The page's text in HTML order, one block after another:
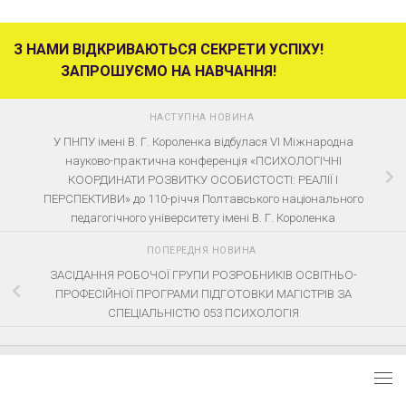
З НАМИ ВІДКРИВАЮТЬСЯ СЕКРЕТИ УСПІХУ!
ЗАПРОШУЄМО НА НАВЧАННЯ!
НАСТУПНА НОВИНА
У ПНПУ імені В. Г. Короленка відбулася VІ Міжнародна
науково-практична конференція «ПСИХОЛОГІЧНІ
КООРДИНАТИ РОЗВИТКУ ОСОБИСТОСТІ: РЕАЛІЇ І
ПЕРСПЕКТИВИ» до 110-річчя Полтавського національного
педагогічного університету імені В. Г. Короленка
ПОПЕРЕДНЯ НОВИНА
ЗАСІДАННЯ РОБОЧОЇ ГРУПИ РОЗРОБНИКІВ ОСВІТНЬО-
ПРОФЕСІЙНОЇ ПРОГРАМИ ПІДГОТОВКИ МАГІСТРІВ ЗА
СПЕЦІАЛЬНІСТЮ 053 ПСИХОЛОГІЯ